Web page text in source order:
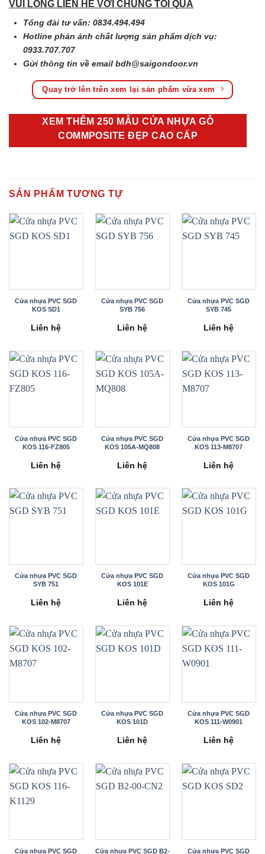
VUI LÒNG LIÊN HỆ VỚI CHÚNG TÔI QUA
Tổng đài tư vấn: 0834.494.494
Hotline phản ánh chất lượng sản phẩm dịch vụ:
0933.707.707
Gửi thông tin về emailbdh@saigondoor.vn
Quay trở lên trên xem lại sản phẩm vừa xem
XEM THÊM 250 MẪU CỬA NHỰA GỖ
COMMPOSITE ĐẸP CAO CẤP
SẢN PHẨM TƯƠNG TỰ
Cửa nhựa PVC SGD
KOS SD1
Liên hệ
Cửa nhựa PVC SGD
SYB 756
Liên hệ
Cửa nhựa PVC SGD
SYB 745
Liên hệ
Cửa nhựa PVC SGD
KOS 116-FZ805
Liên hệ
Cửa nhựa PVC SGD
KOS 105A-MQ808
Liên hệ
Cửa nhựa PVC SGD
KOS 113-M8707
Liên hệ
Cửa nhựa PVC SGD
SYB 751
Liên hệ
Cửa nhựa PVC SGD
KOS 101E
Liên hệ
Cửa nhựa PVC SGD
KOS 101G
Liên hệ
Cửa nhựa PVC SGD
KOS 102-M8707
Liên hệ
Cửa nhựa PVC SGD
KOS 101D
Liên hệ
Cửa nhựa PVC SGD
KOS 111-W0901
Liên hệ
Cửa nhựa PVC SGD
Cửa nhựa PVC SGD B2-
Cửa nhựa PVC SGD